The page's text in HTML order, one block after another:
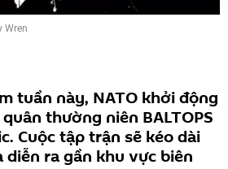
Wren
tuần này, NATO khởi động
thường niên BALTOPS
Cuộc tập trận sẽ kéo dài
diễn ra gần khu vực biên